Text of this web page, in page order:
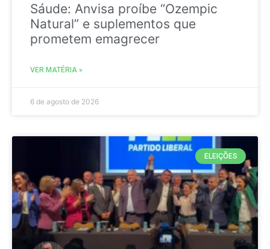
Sáude: Anvisa proíbe “Ozempic
Natural” e suplementos que
prometem emagrecer
VER MATÉRIA »
6 de agosto de 2026
ELEIÇÕES